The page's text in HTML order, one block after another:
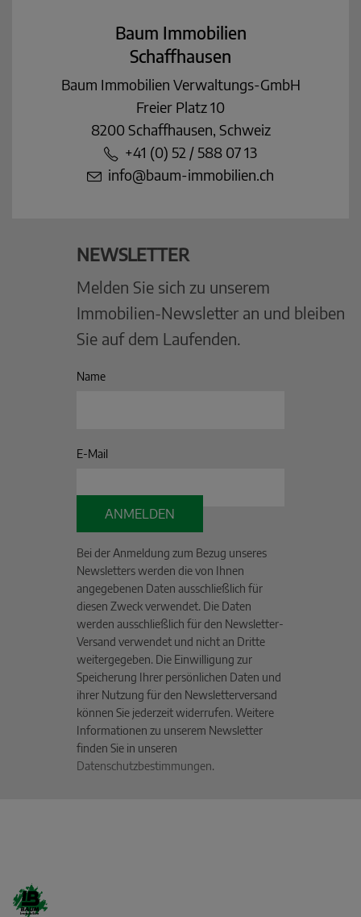
Baum Immobilien
Schaffhausen
Baum Immobilien Verwaltungs-GmbH
Freier Platz 10
8200 Schaffhausen, Schweiz
+41 (0) 52 / 588 07 13
info@baum-immobilien.ch
NEWSLETTER
Melden Sie sich zu unserem
Immobilien-Newsletter an und bleiben
Sie auf dem Laufenden.
Name
E-Mail
ANMELDEN
Bei der Anmeldung zum Bezug unseres
Newsletters werden die von Ihnen
angegebenen Daten ausschließlich für
diesen Zweck verwendet. Die Daten
werden ausschließlich für den Newsletter-
Versand verwendet und nicht an Dritte
weitergegeben. Die Einwilligung zur
Speicherung Ihrer persönlichen Daten und
ihrer Nutzung für den Newsletterversand
können Sie jederzeit widerrufen. Weitere
Informationen zu unserem Newsletter
finden Sie in unseren
Datenschutzbestimmungen.